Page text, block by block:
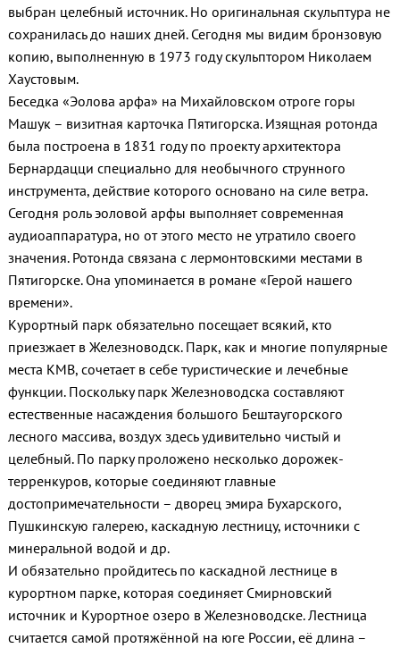
выбран целебный источник. Но оригинальная скульптура не
сохранилась до наших дней. Сегодня мы видим бронзовую
копию, выполненную в 1973 году скульптором Николаем
Хаустовым.
Беседка «Эолова арфа» на Михайловском отроге горы
Машук – визитная карточка Пятигорска. Изящная ротонда
была построена в 1831 году по проекту архитектора
Бернардацци специально для необычного струнного
инструмента, действие которого основано на силе ветра.
Сегодня роль эоловой арфы выполняет современная
аудиоаппаратура, но от этого место не утратило своего
значения. Ротонда связана с лермонтовскими местами в
Пятигорске. Она упоминается в романе «Герой нашего
времени».
Курортный парк обязательно посещает всякий, кто
приезжает в Железноводск. Парк, как и многие популярные
места КМВ, сочетает в себе туристические и лечебные
функции. Поскольку парк Железноводска составляют
естественные насаждения большого Бештаугорского
лесного массива, воздух здесь удивительно чистый и
целебный. По парку проложено несколько дорожек-
терренкуров, которые соединяют главные
достопримечательности – дворец эмира Бухарского,
Пушкинскую галерею, каскадную лестницу, источники с
минеральной водой и др.
И обязательно пройдитесь по каскадной лестнице в
курортном парке, которая соединяет Смирновский
источник и Курортное озеро в Железноводске. Лестница
считается самой протяжённой на юге России, её длина –